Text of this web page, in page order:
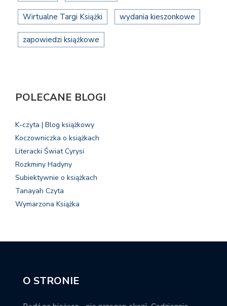
Wirtualne Targi Książki wydania kieszonkowe
zapowiedzi książkowe
POLECANE BLOGI
K-czyta | Blog książkowy
Koczowniczka o książkach
Literacki Świat Cyrysi
Rozkminy Hadyny
Subiektywnie o książkach
Tanayah Czyta
Wymarzona Książka
O STRONIE